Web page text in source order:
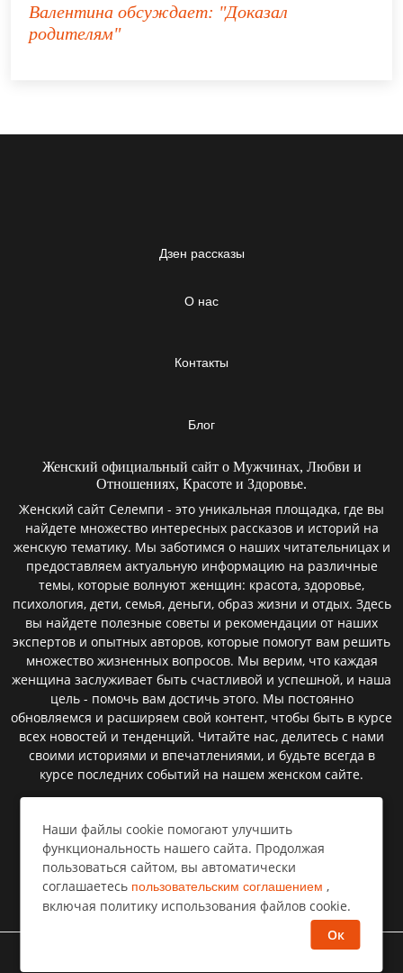
Валентина обсуждает: "Доказал
родителям"
Дзен рассказы
О нас
Контакты
Блог
Женский официальный сайт о Мужчинах, Любви и
Отношениях, Красоте и Здоровье.
Женский сайт Селемпи - это уникальная площадка, где вы
найдете множество интересных рассказов и историй на
женскую тематику. Мы заботимся о наших читательницах и
предоставляем актуальную информацию на различные
темы, которые волнуют женщин: красота, здоровье,
психология, дети, семья, деньги, образ жизни и отдых. Здесь
вы найдете полезные советы и рекомендации от наших
экспертов и опытных авторов, которые помогут вам решить
множество жизненных вопросов. Мы верим, что каждая
женщина заслуживает быть счастливой и успешной, и наша
цель - помочь вам достичь этого. Мы постоянно
обновляемся и расширяем свой контент, чтобы быть в курсе
всех новостей и тенденций. Читайте нас, делитесь с нами
своими историями и впечатлениями, и будьте всегда в
курсе последних событий на нашем женском сайте.
Пользовательское соглашение
Политика конфиденциальности
Правообладателям⁣
Наши файлы cookie помогают улучшить
функциональность нашего сайта. Продолжая
пользоваться сайтом, вы автоматически
соглашаетесь пользовательским соглашением ,
включая политику использования файлов cookie.
Ок